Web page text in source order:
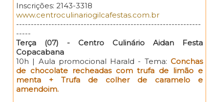
Inscrições: 2143-3318
www.centroculinariogilcafestas.com.br
---------------------------------------------------------------
-----
Terça (07) - Centro Culinário Aidan Festa
Copacabana
10h | Aula promocional Harald - Tema: Conchas
de chocolate recheadas com trufa de limão e
menta + Trufa de colher de caramelo e
amendoim.